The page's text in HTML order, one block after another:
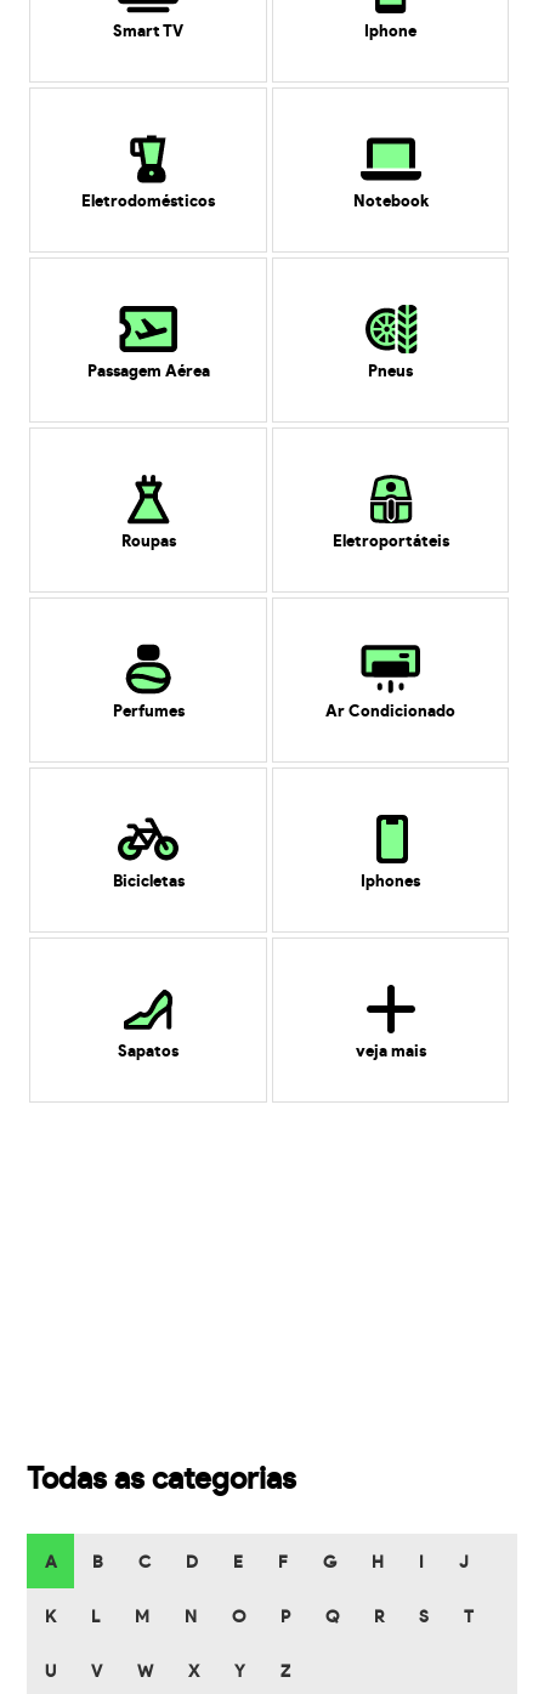
Smart TV Iphone
Eletrodomésticos Notebook
Passagem Aérea Pneus
Roupas Eletroportáteis
Perfumes Ar Condicionado
Bicicletas Iphones
Sapatos veja mais
Todas as categorias
A B C D E F G H J
K L M N O P Q R S T
U V W X Y Z